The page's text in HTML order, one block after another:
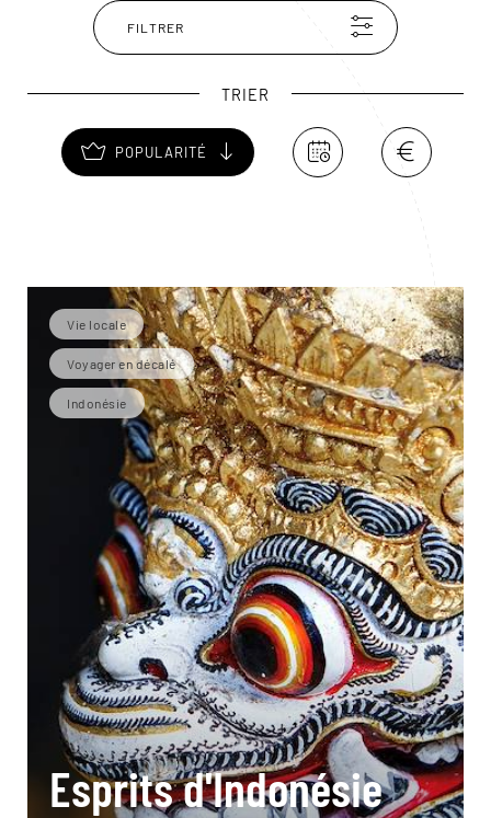
FILTRER
TRIER
POPULARITÉ
Vie locale
Voyager en décalé
Indonésie
Esprits d'Indonésie